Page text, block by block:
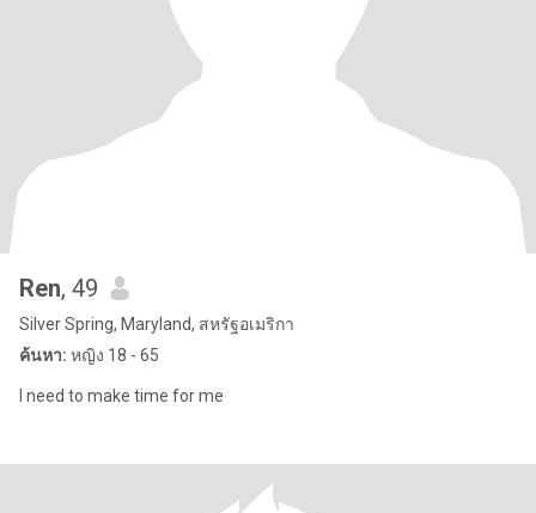
Ren, 49
Silver Spring, Maryland, สหรัฐอเมริกา
ค้นหา: หญิง 18 - 65
I need to make time for me